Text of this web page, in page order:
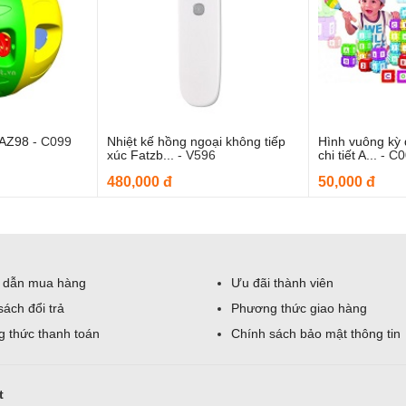
- C099
Thêm vào giỏ hàng
Nhiệt kế hồng ngoại không tiếp
xúc Fatzb... - V596
480,000 đ
Hình vuông kỳ
chi tiết A...-
50,000 đ
mua hàng
đổi trả
thức thanh toán
Ưu đãi thành viên
Phương thức giao hàng
Chính sách bảo mật thông tin